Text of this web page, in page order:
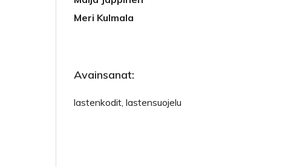
Meri Kulmala
Avainsanat:
lastenkodit, lastensuojelu